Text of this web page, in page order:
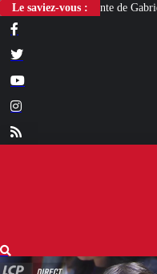
Le saviez-vous :« Ta chicha et ta